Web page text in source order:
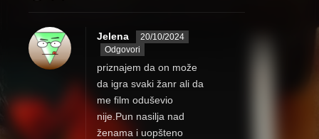
Jelena
20/10/2024
Odgovori
priznajem da on može
da igra svaki žanr ali da
me film oduševio
nije.Pun nasilja nad
ženama i uopšteno